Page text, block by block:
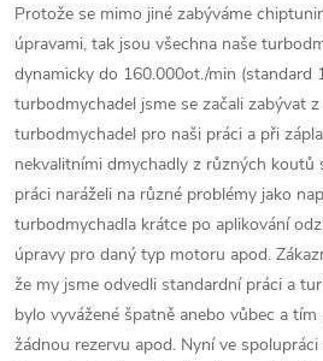
Protože se mimo jiné zabýváme
úpravami, tak jsou všechna naše
dynamicky do 160.000ot./min (standard
turbodmychadel jsme se začali zabývat
turbodmychadel pro naši práci a při
nekvalitními dmychadly z různých koutů
práci naráželi na různé problémy jako
turbodmychadla krátce po aplikování
úpravy pro daný typ motoru apod.
že my jsme odvedli standardní práci a
bylo vyvážené špatně anebo vůbec a
žádnou rezervu apod. Nyní ve